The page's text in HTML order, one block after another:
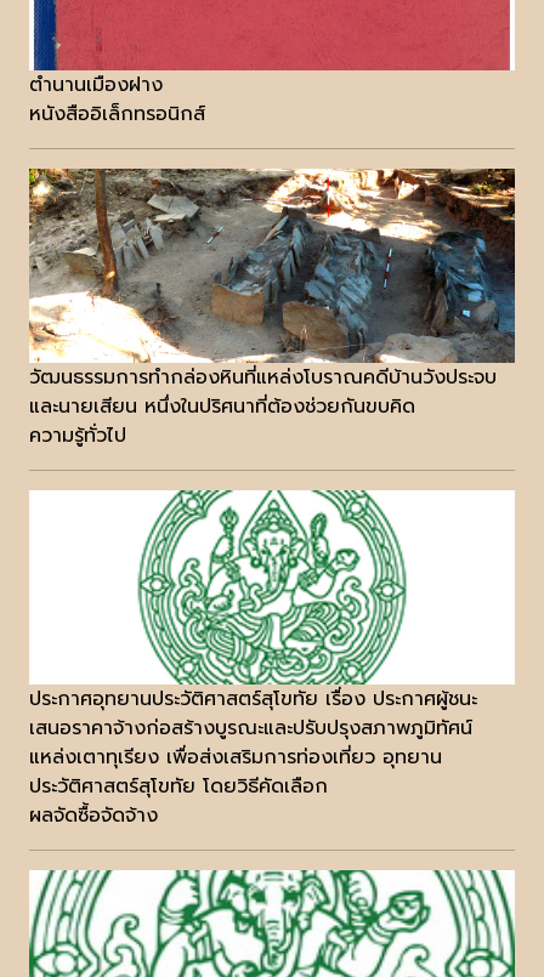
ตำนานเมืองฝาง
หนังสืออิเล็กทรอนิกส์
วัฒนธรรมการทำกล่องหินที่แหล่งโบราณคดีบ้านวังประจบ
และนายเสียน หนึ่งในปริศนาที่ต้องช่วยกันขบคิด
ความรู้ทั่วไป
ประกาศอุทยานประวัติศาสตร์สุโขทัย เรื่อง ประกาศผู้ชนะ
เสนอราคาจ้างก่อสร้างบูรณะและปรับปรุงสภาพภูมิทัศน์
แหล่งเตาทุเรียง เพื่อส่งเสริมการท่องเที่ยว อุทยาน
ประวัติศาสตร์สุโขทัย โดยวิธีคัดเลือก
ผลจัดซื้อจัดจ้าง